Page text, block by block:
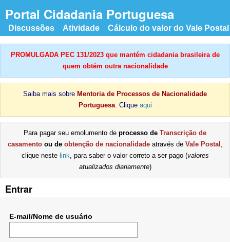
Portal Cidadania Portuguesa
Discussões Atividade Cálculo do valor do Vale Postal
PROMULGADA PEC 131/2023 que mantém cidadania brasileira de
quem obtém outra nacionalidade
Saiba mais sobre Mentoria de Processos de Nacionalidade
Portuguesa. Clique aqui
Para pagar seu emolumento de processo de Transcrição de
casamentoou de obtenção de nacionalidadeatravés de Vale Postal ,
clique neste link, para saber o valor correto a ser pago (valores
atualizados diariamente)
Entrar
E-mail/Nome de usuário